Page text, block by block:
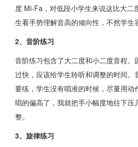
度 Mi-Fa，对低段小学生来说这比大二
生看手势理解音高的倾向性，不然学生
2、音阶练习
音阶练习包含了大二度和小二度音程。
过快，应该给学生聆听和调整的时间。
要练，学生没有唱准的时候，尽量用动
唱的偏高了，我就把手小幅度地往下压
整。
3、旋律练习